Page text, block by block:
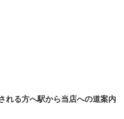
れる方へ駅から当店への道案内